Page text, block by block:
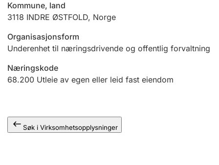
Ektepaktveileder
Kommune, land
3118 INDRE ØSTFOLD, Norge
Organisasjonsform
Underenhet til næringsdrivende og offentlig forvaltning
Næringskode
68.200 Utleie av egen eller leid fast eiendom
Søk i Virksomhetsopplysninger